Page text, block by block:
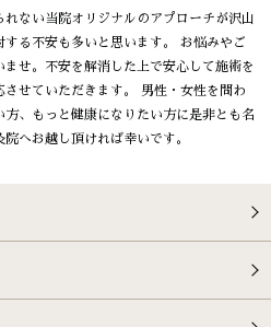
ない当院オリジナルのアプローチが沢山
る不安も多いと思います。 お悩みやご
せ。不安を解消した上で安心して施術を
せていただきます。 男性・女性を問わ
、もっと健康になりたい方に是非とも名
へお越し頂ければ幸いです。